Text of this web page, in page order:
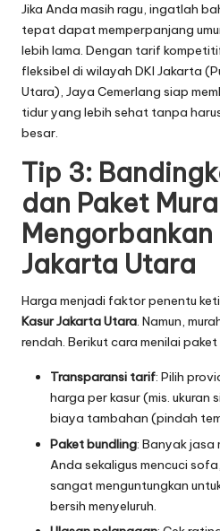
Jika Anda masih ragu, ingatlah
tepat dapat memperpanjang
lebih lama. Dengan tarif
fleksibel di wilayah DKI Jakarta
Utara), Jaya Cemerlang siap
tidur yang lebih sehat tanpa
besar.
Tip 3:
dan Paket
Jakarta Utara
Harga menjadi faktor penentu
Kasur Jakarta Utara. Namun,
rendah. Berikut cara menilai
Transparansi tarif: Pilih
harga per kasur (mis. ukuran
biaya tambahan (pindah
Paket bundling: Banyak jasa
Anda sekaligus mencuci
sangat menguntungkan
bersih menyeluruh.